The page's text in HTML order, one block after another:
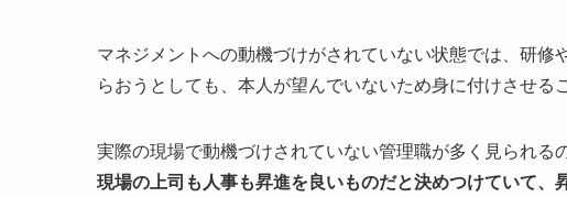
マネジメントへの動機づけがされていない状態では、研
らおうとしても、本人が望んでいないため身に付けさせる
実際の現場で動機づけされていない管理職が多く見られる
現場の上司も人事も昇進を良いものだと決めつけていて